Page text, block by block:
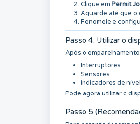
Clique em Permit
Aguarde até que o
Renomeie e
Passo 4: Utilizar o
Após o
Interruptores
Sensores
Indicadores de
Pode agora utilizar o
Passo 5